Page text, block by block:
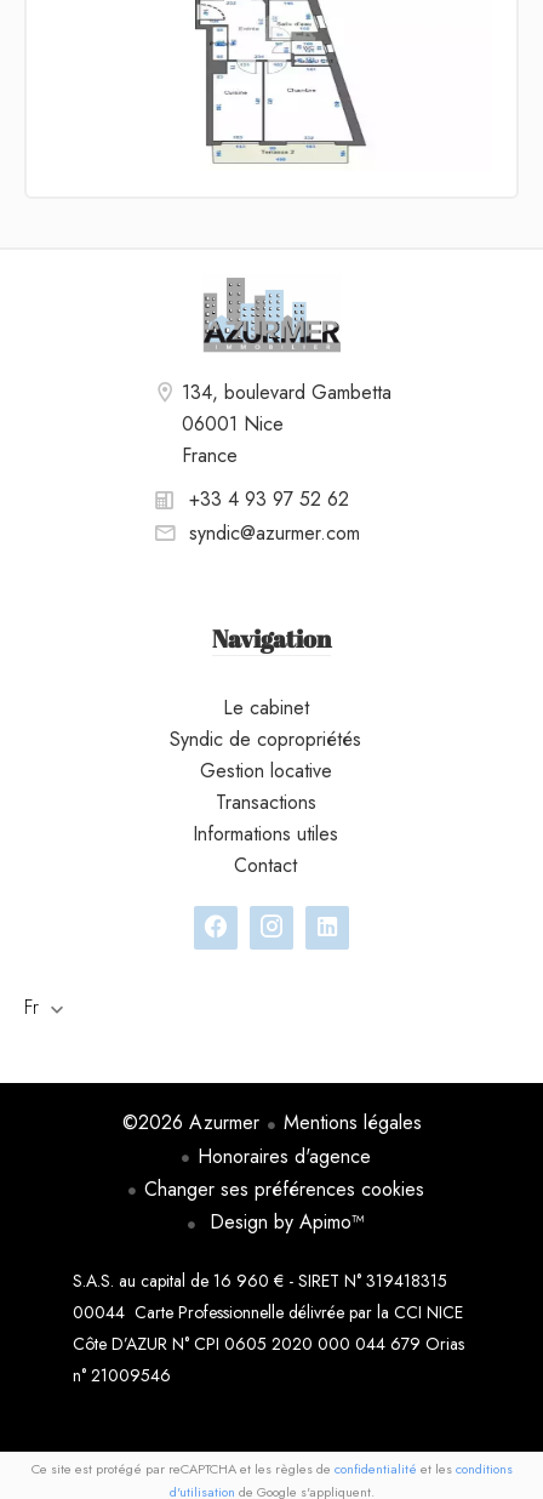
134, boulevard Gambetta
06001 Nice
France
+33 4 93 97 52 62
syndic@azurmer.com
Navigation
Le cabinet
Syndic de copropriétés
Gestion locative
Transactions
Informations utiles
Contact
Fr
©2026 Azurmer
Mentions légales
Honoraires d'agence
Changer ses préférences cookies
Design by Apimo™
S.A.S. au capital de 16 960 € - SIRET N° 319418315
00044 Carte Professionnelle délivrée par la CCI NICE
Côte D’AZUR N° CPI 0605 2020 000 044 679 Orias
n° 21009546
Ce site est protégé par reCAPTCHA et les règles de confidentialité et lesconditions
d'utilisation de Google s'appliquent.